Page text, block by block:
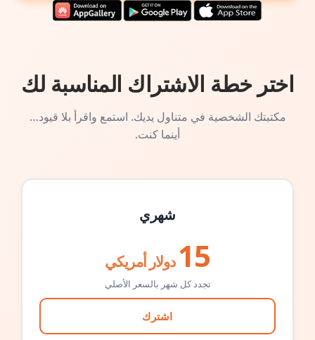
اختر خطة الاشتراك المناسبة لك
مكتبتك الشخصية في متناول يديك. استمع واقرأ بلا قيود…
أينما كنت.
شهري
15 دولار أمريكي
تجدد كل شهر بالسعر الأصلي
اشترك